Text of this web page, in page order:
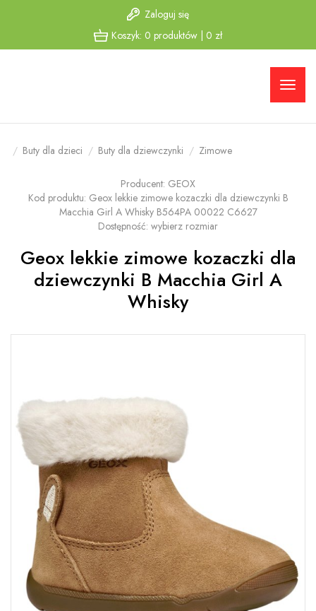
do menu
do
Zaloguj się
Koszyk: 0 produktów 0 zł
Buty dla dzieci Buty dla dziewczynki Zimowe
Producent: GEOX
Kod produktu: Geox lekkie zimowe kozaczki dla dziewczynki B
Macchia Girl A Whisky B564PA 00022 C6627
Dostępność: wybierz rozmiar
Geox lekkie zimowe kozaczki dla
dziewczynki B Macchia Girl A
Whisky